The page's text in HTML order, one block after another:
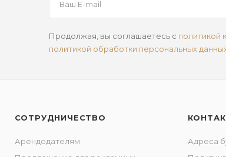
Продолжая, вы соглашаетесь с политикой
политикой обработки персональных
СОТРУДНИЧЕСТВО
Арендодателям
Адреса